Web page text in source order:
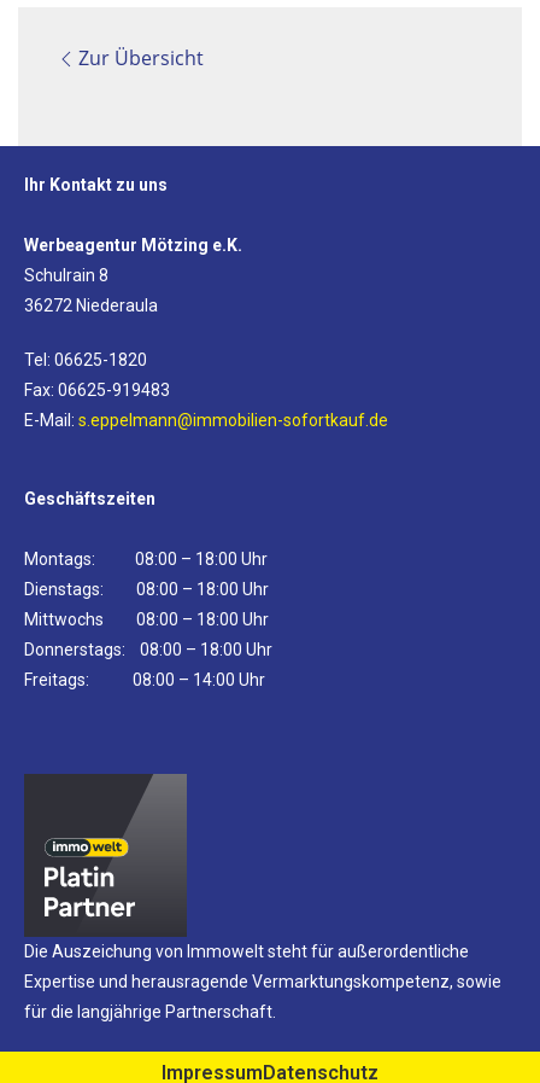
Zur Übersicht
Ihr Kontakt zu uns
Werbeagentur Mötzing e.K.
Schulrain 8
36272 Niederaula
Tel: 06625-1820
Fax: 06625-919483
E-Mail: s.eppelmann@immobilien-sofortkauf.de
Geschäftszeiten
Montags: 08:00 – 18:00 Uhr
Dienstags: 08:00 – 18:00 Uhr
Mittwochs 08:00 – 18:00 Uhr
Donnerstags: 08:00 – 18:00 Uhr
Freitags: 08:00 – 14:00 Uhr
Die Auszeichung von Immowelt steht für außerordentliche
Expertise und herausragende Vermarktungskompetenz, sowie
für die langjährige Partnerschaft.
ImpressumDatenschutz